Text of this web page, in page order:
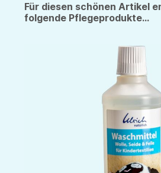
Für diesen schönen Artikel
folgende Pflegeprodukte...